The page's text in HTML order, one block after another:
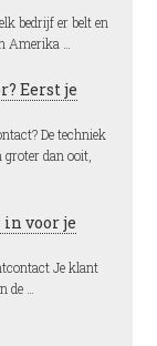
bedrijf er belt en
…
Eerst je
De techniek
dan ooit,
voor je
Je klant
…